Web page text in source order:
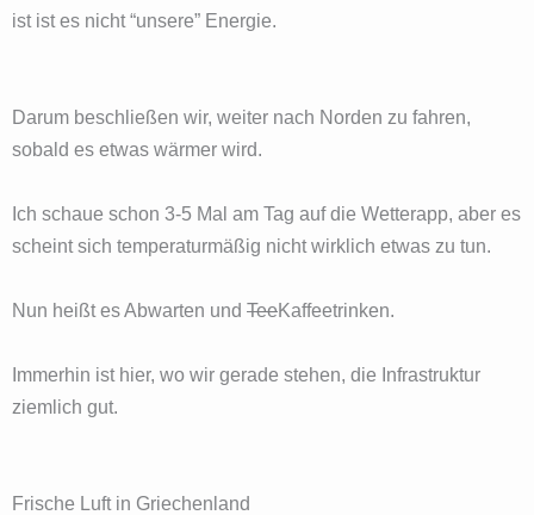
ist ist es nicht “unsere” Energie.
Darum beschließen wir, weiter nach Norden zu fahren,
sobald es etwas wärmer wird.
Ich schaue schon 3-5 Mal am Tag auf die Wetterapp, aber es
scheint sich temperaturmäßig nicht wirklich etwas zu tun.
Nun heißt es Abwarten und TeeKaffeetrinken.
Immerhin ist hier, wo wir gerade stehen, die Infrastruktur
ziemlich gut.
Frische Luft in Griechenland